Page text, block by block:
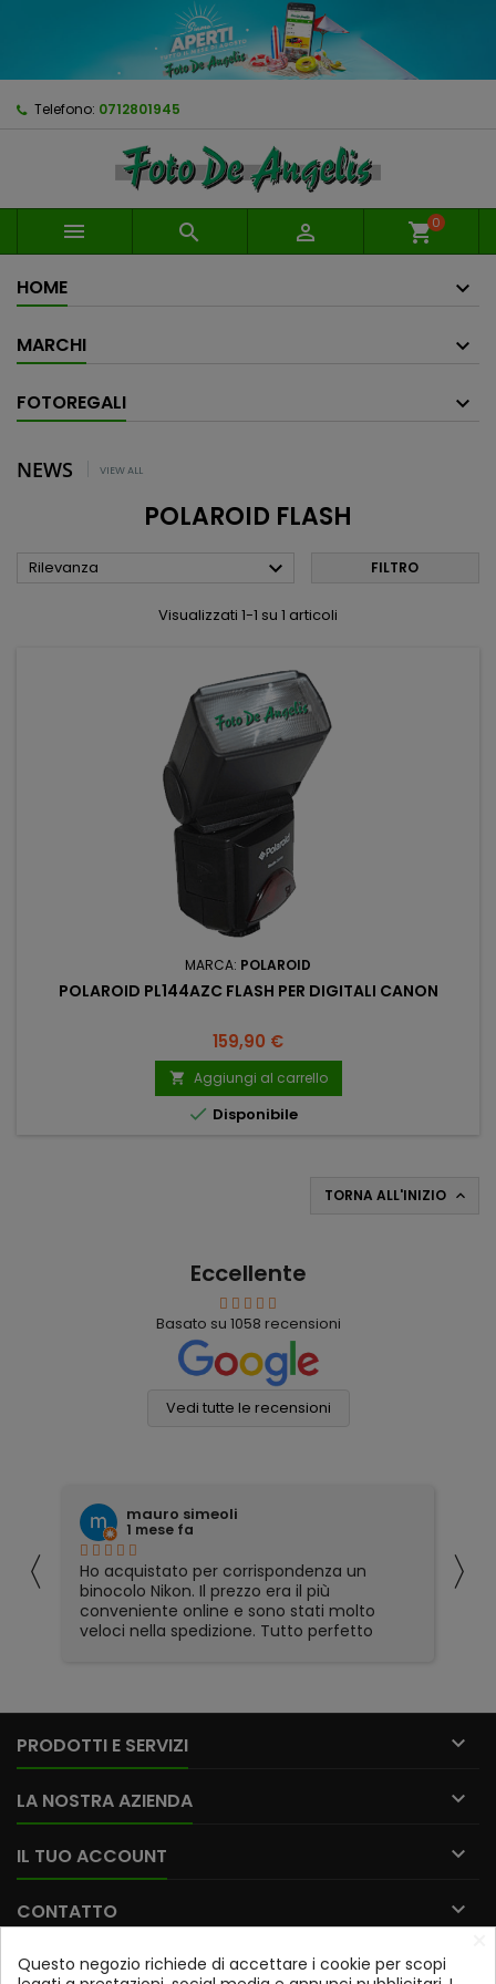
Telefono: 0712801945
   shopping_cart0
HOME
MARCHI
FOTOREGALI
NEWS VIEW ALL
POLAROID FLASH
Rilevanza  FILTRO
Visualizzati 1-1 su 1 articoli
MARCA: POLAROID
POLAROID PL144AZC FLASH PER DIGITALI CANON
Prezzo
159,90 €
 Aggiungi al carrello
 Disponibile
TORNA ALL'INIZIO 
Eccellente
Basato su 1058 recensioni
Vedi tutte le recensioni
〈
mauro simeoli
1 mese fa
acquistato per corrispondenza un
Nikon. Il prezzo era il più
online e sono stati molto
nella spedizione. Tutto perfetto
Prima,
disponibilità
〉
PRODOTTI E SERVIZI 
LA NOSTRA AZIENDA 
IL TUO ACCOUNT 
CONTATTO 
Iscriviti alla nostra newsletter
Questo negozio richiede di accettare i cookie per scopi